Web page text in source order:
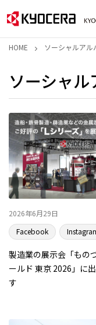
HOME ソーシャルアル
ソーシャル
2026年6月29日
Facebook
製造業の展示会「もの
ールド 東京 2026」に
す